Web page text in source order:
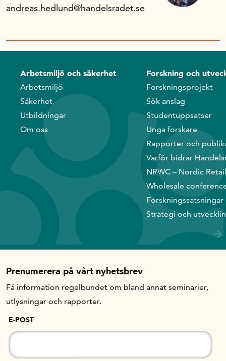
andreas.hedlund@handelsradet.se
Arbetsmiljö och säkerhet
Arbetsmiljö
Säkerhet
Utbildningar
Om oss
Forskning och
Forskningsprojekt
Sök anslag
Studentuppsatser
Unga forskare
Rapporter och
Varför bidrar
NRWC – Nordic
Wholesale
Forskningssatsningar
Strategi och
Prenumerera på vårt nyhetsbrev
Få information regelbundet om bland annat seminarier,
utlysningar och rapporter.
E-POST